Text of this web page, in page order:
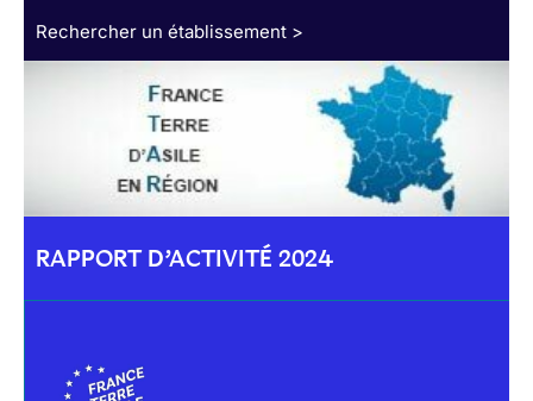
Rechercher un établissement >
RAPPORT D’ACTIVITÉ 2024